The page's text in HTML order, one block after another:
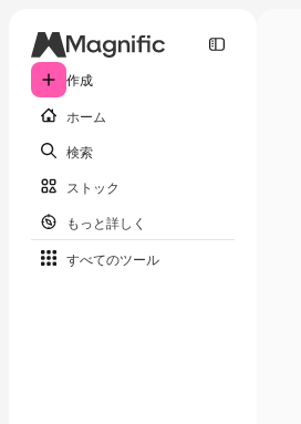
作成
ホーム
検索
ストック
もっと詳しく
すべてのツール